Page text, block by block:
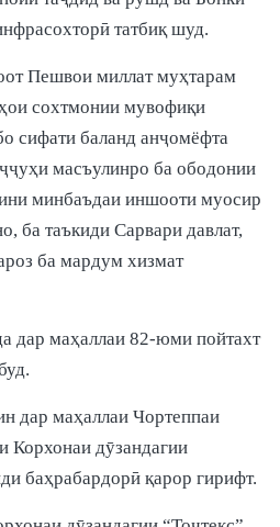
татбиқ шуд.
Пешвои миллат муҳтарам
сохтмонии мувофиқи
сифати баланд анҷомёфта
масъулинро ба ободонии
минбаъдаи иншооти муосир
ба таъкиди Сарвари давлат,
ба мардум хизмат
дар маҳаллаи 82-юми пойтахт
дар маҳаллаи Чортеппаи
Корхонаи дӯзандагии
баҳрабардорӣ қарор гирифт.